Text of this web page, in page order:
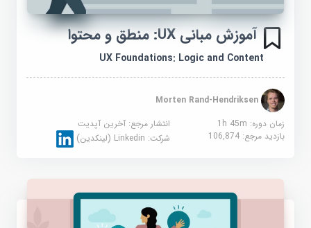
آموزش مبانی UX: منطق و محتوا
UX Foundations: Logic and Content
Morten Rand-Hendriksen
زمان دوره: 1h 45m
انتشار مرجع:آخرین آپدیت
بازدید مرجع:106,874 شرکت:Linkedin (لینکدین)